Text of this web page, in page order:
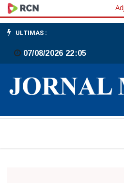
Acidente
em
Ilhota
deixa
dois
feridos
ULTIMAS :
07/08/2026 22:05